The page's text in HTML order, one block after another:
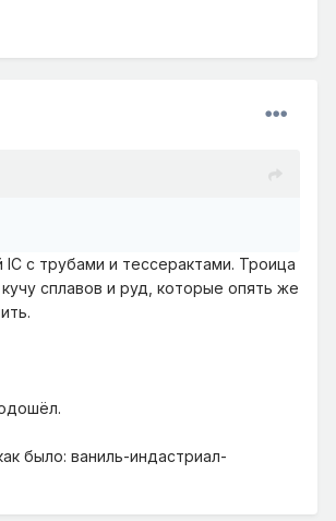
с трубами и тессерактами. Троица
сплавов и руд, которые опять же
было: ваниль-индастриал-